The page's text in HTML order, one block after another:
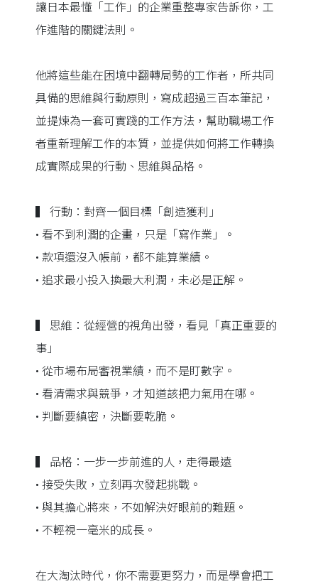
讓日本最懂「工作」的企業重整專家告訴你，工
作進階的關鍵法則。
他將這些能在困境中翻轉局勢的工作者，所共同
具備的思維與行動原則，寫成超過三百本筆記，
並提煉為一套可實踐的工作方法，幫助職場工作
者重新理解工作的本質，並提供如何將工作轉換
成實際成果的行動、思維與品格。
▍ 行動：對齊一個目標「創造獲利」
• 看不到利潤的企畫，只是「寫作業」。
• 款項還沒入帳前，都不能算業績。
• 追求最小投入換最大利潤，未必是正解。
▍ 思維：從經營的視角出發，看見「真正重要的
事」
• 從市場布局審視業績，而不是盯數字。
• 看清需求與競爭，才知道該把力氣用在哪。
• 判斷要縝密，決斷要乾脆。
▍ 品格：一步一步前進的人，走得最遠
• 接受失敗，立刻再次發起挑戰。
• 與其擔心將來，不如解決好眼前的難題。
• 不輕視一毫米的成長。
在大淘汰時代，你不需要更努力，而是學會把工